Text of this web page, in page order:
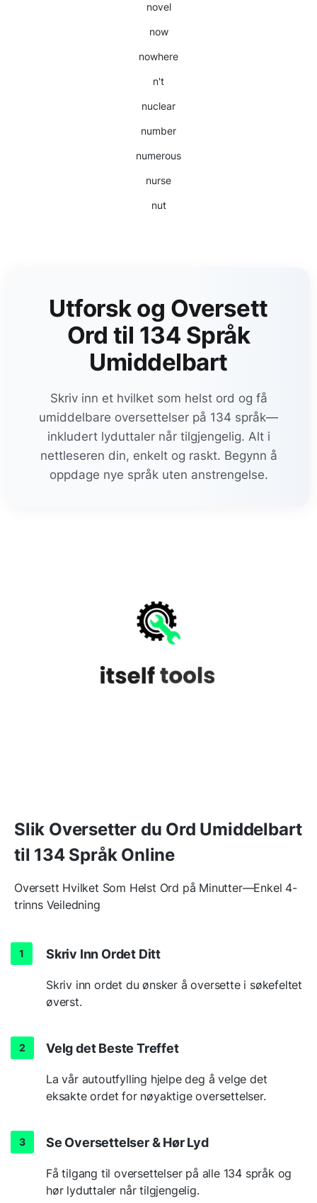
novel
now
nowhere
n't
nuclear
number
numerous
nurse
nut
Utforsk og Oversett
Ord til 134 Språk
Umiddelbart
Skriv inn et hvilket som helst ord og få
umiddelbare oversettelser på 134 språk—
inkludert lyduttaler når tilgjengelig. Alt i
nettleseren din, enkelt og raskt. Begynn å
oppdage nye språk uten anstrengelse.
Slik Oversetter du Ord Umiddelbart
til 134 Språk Online
Oversett Hvilket Som Helst Ord på Minutter—Enkel 4-
trinns Veiledning
Skriv Inn Ordet Ditt
Skriv inn ordet du ønsker å oversette i søkefeltet
øverst.
Velg det Beste Treffet
La vår autoutfylling hjelpe deg å velge det
eksakte ordet for nøyaktige oversettelser.
Se Oversettelser & Hør Lyd
Få tilgang til oversettelser på alle 134 språk og
hør lyduttaler når tilgjengelig.